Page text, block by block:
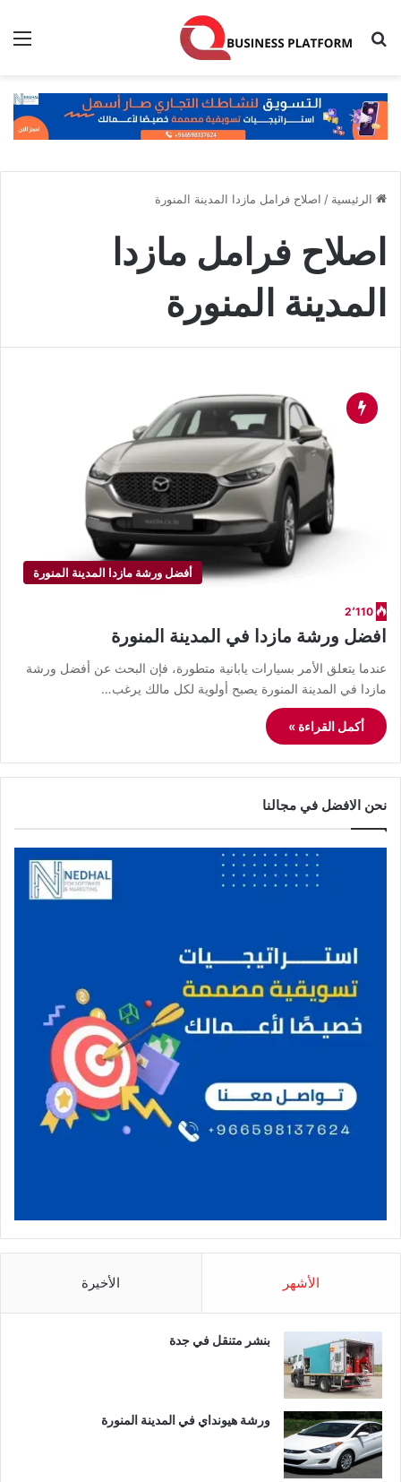
بحث عن
الرئيسية / اصلاح فرامل مازدا المدينة المنورة
اصلاح فرامل مازدا
المدينة المنورة
أفضل ورشة مازدا المدينة المنورة
2٬110
افضل ورشة مازدا في المدينة المنورة
عندما يتعلق الأمر بسيارات يابانية متطورة، فإن البحث عن أفضل ورشة
مازدا في المدينة المنورة يصبح أولوية لكل مالك يرغب…
أكمل القراءة »
نحن الافضل في مجالنا
الأشهر الأخيرة
بنشر متنقل في جدة
ورشة هيونداي في المدينة المنورة